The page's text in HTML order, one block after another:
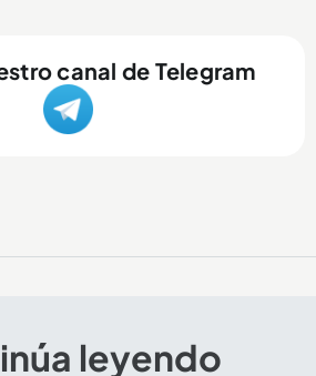
canal de Telegram
leyendo